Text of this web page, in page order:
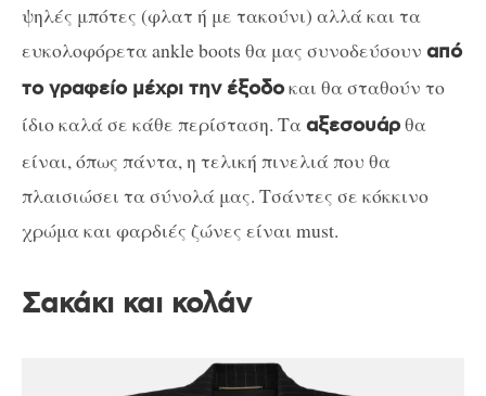
ψηλές μπότες (φλατ ή με τακούνι) αλλά και τα
ευκολοφόρετα ankle boots θα μας συνοδεύσουν από
το γραφείο μέχρι την έξοδοκαι θα σταθούν το
ίδιο καλά σε κάθε περίσταση. Τααξεσουάρθα
είναι, όπως πάντα, η τελική πινελιά που θα
πλαισιώσει τα σύνολά μας. Τσάντες σε κόκκινο
χρώμα και φαρδιές ζώνες είναι must.
Σακάκι και κολάν